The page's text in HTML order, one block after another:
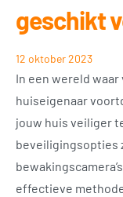
geschikt
12 oktober 2023
In een wereld
huiseigenaar
jouw huis veiliger
beveiligingsopties
effectieve